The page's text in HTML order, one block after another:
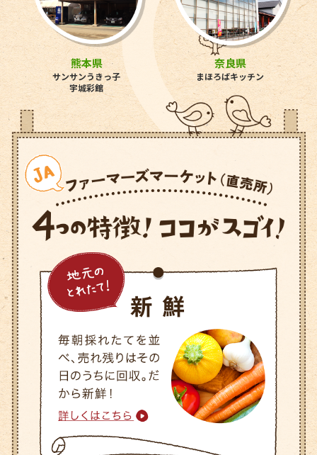
熊本県
サンサンうきっ子
宇城彩館
奈良県
まほろばキッチン